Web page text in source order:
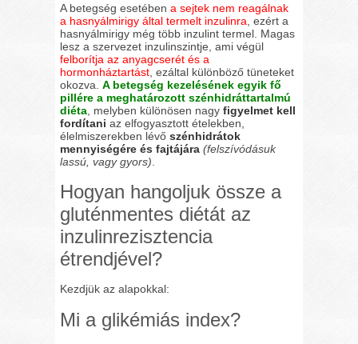
A betegség esetében a sejtek nem reagálnak
a hasnyálmirigy által termelt inzulinra , ezért a
hasnyálmirigy még több inzulint termel. Magas
lesz a szervezet inzulinszintje, ami végül
felborítja az anyagcserét és a
hormonháztartást , ezáltal különböző tüneteket
okozva.A betegség kezelésének egyik fő
pillére a meghatározott szénhidráttartalmú
diéta , melyben különösen nagyfigyelmet kell
fordítani az elfogyasztott ételekben,
élelmiszerekben lévőszénhidrátok
mennyiségére és fajtájára (felszívódásuk
lassú, vagy gyors)
Hogyan hangoljuk össze a
gluténmentes diétát az
inzulinrezisztencia
étrendjével?
Kezdjük az alapokkal:
Mi a glikémiás index?